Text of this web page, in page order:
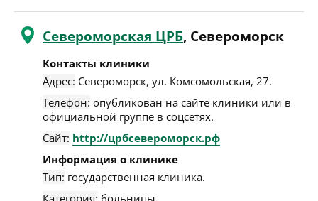
Североморская ЦРБ, Североморск
Контакты клиники
Адрес: Североморск, ул. Комсомольская, 27.
Телефон: опубликован на сайте клиники или в
официальной группе в соцсетях.
Сайт: http://црбсевероморск.рф
Информация о клинике
Тип: государственная клиника.
Категория: больницы.